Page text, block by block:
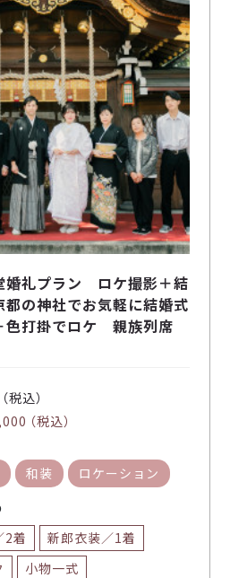
婚礼プラン ロケ撮影＋結
の神社でお気軽に結婚式
色打掛でロケ 親族列席
税込）
（税込）
和装
ロケーション
2着
新郎衣装／1着
小物一式